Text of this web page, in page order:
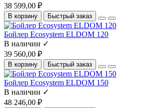
38 599,00 ₽
В корзину Быстрый заказ
Бойлер Ecosystem ELDOM 120
В наличии ✓
39 560,00 ₽
В корзину Быстрый заказ
Бойлер Ecosystem ELDOM 150
В наличии ✓
48 246,00 ₽